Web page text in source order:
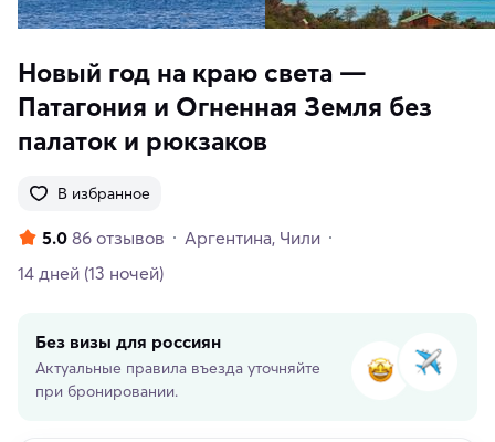
Новый год на краю света —
Патагония и Огненная Земля без
палаток и рюкзаков
В избранное
5.0 86 отзывов Аргентина Чили
14 дней (13 ночей)
Без визы для россиян
Актуальные правила въезда уточняйте
при бронировании.